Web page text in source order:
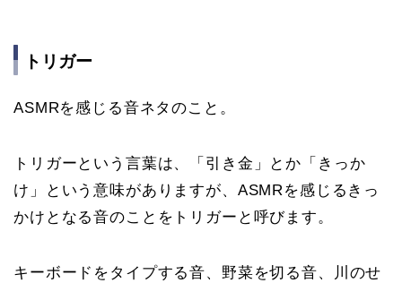
トリガー
ASMRを感じる音ネタのこと。
トリガーという言葉は、「引き金」とか「きっか
け」という意味がありますが、ASMRを感じるきっ
かけとなる音のことをトリガーと呼びます。
キーボードをタイプする音、野菜を切る音、川のせ